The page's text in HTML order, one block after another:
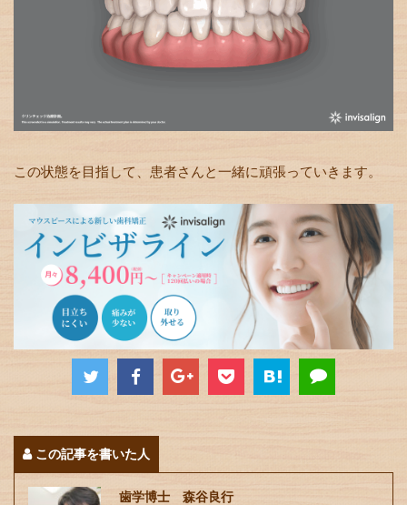
この状態を目指して、患者さんと一緒に頑張っていきます。
この記事を書いた人
歯学博士 森谷良行